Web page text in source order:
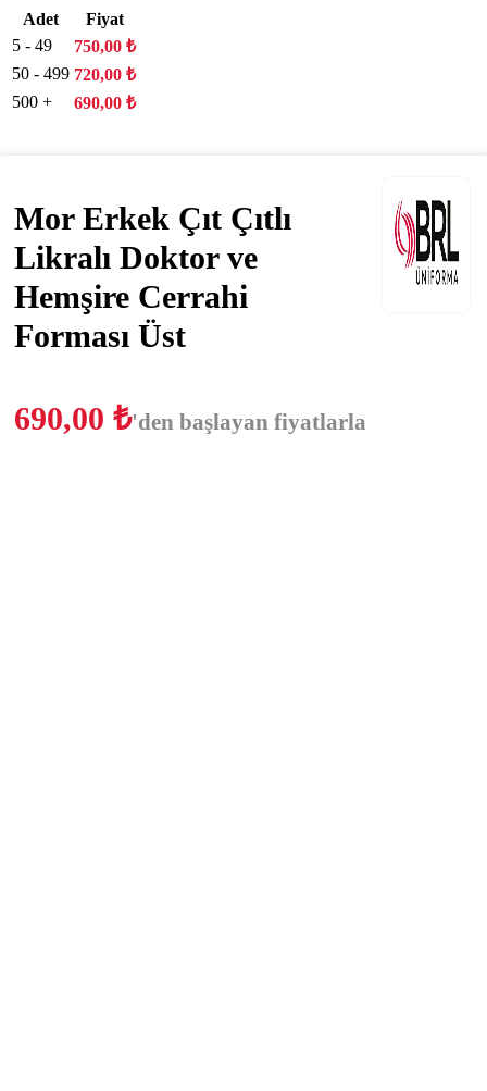
Adet
Fiyat
5 - 49
750,00 ₺
50 - 499 720,00 ₺
500 +
690,00 ₺
Mor Erkek Çıt Çıtlı
Likralı Doktor ve
Hemşire Cerrahi
Forması Üst
690,00 ₺'den başlayan fiyatlarla